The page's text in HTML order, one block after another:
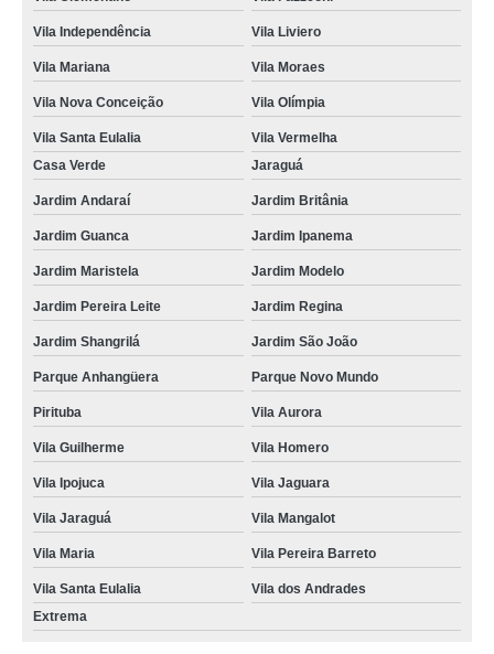
Vila Independência Vila Liviero
Vila Mariana Vila Moraes
Vila Nova Conceição Vila Olímpia
Vila Santa Eulalia
Vila Vermelha
Casa Verde
Jaraguá
Jardim Andaraí Jardim Britânia
Jardim Guanca Jardim Ipanema
Jardim Maristela Jardim Modelo
Jardim Pereira Leite Jardim Regina
Jardim Shangrilá Jardim São João
Parque Anhangüera Parque Novo Mundo
Pirituba Vila Aurora
Vila Guilherme Vila Homero
Vila Ipojuca Vila Jaguara
Vila Jaraguá Vila Mangalot
Vila Maria Vila Pereira Barreto
Vila Santa Eulalia
Vila dos Andrades
Extrema